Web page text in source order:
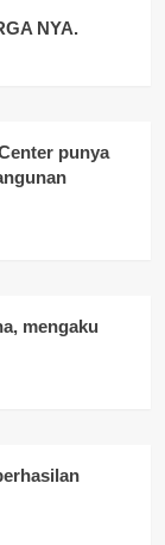
NYA.
punya
mengaku